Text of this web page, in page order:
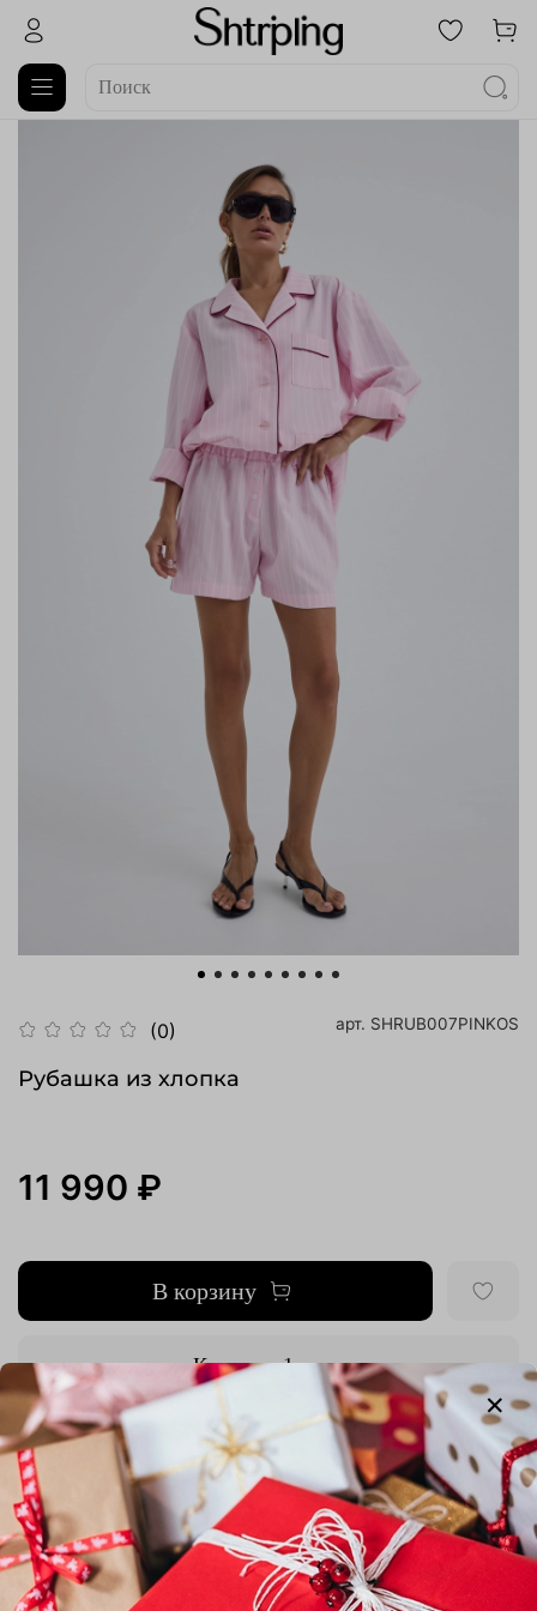
(0) арт. SHRUB007PINKOS
Рубашка из хлопка
11 990 ₽
В корзину
Купить в 1 клик
Добавить в сравнение
Выбрать